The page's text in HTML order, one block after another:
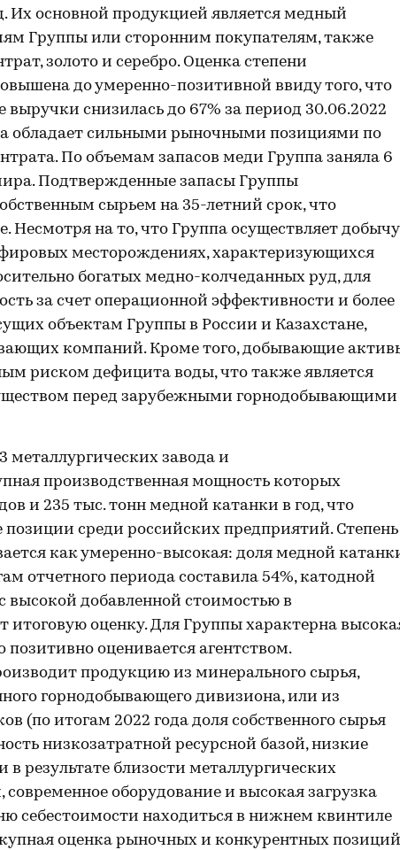
Их основной продукцией является медный
Группы или сторонним покупателям, также
золото и серебро. Оценка степени
до умеренно-позитивной ввиду того, что
выручки снизилась до 67% за период 30.06.2022
обладает сильными рыночными позициями по
По объемам запасов меди Группа заняла 6
Подтвержденные запасы Группы
сырьем на 35-летний срок, что
Несмотря на то, что Группа осуществляет добычу
месторождениях, характеризующихся
богатых медно-колчеданных руд, для
за счет операционной эффективности и более
объектам Группы в России и Казахстане,
компаний. Кроме того, добывающие
риском дефицита воды, что также является
перед зарубежными горнодобывающими
металлургических завода и
производственная мощность которых
и 235 тыс. тонн медной катанки в год, что
позиции среди российских предприятий. Степень
как умеренно-высокая: доля медной
отчетного периода составила 54%, катодной
высокой добавленной стоимостью в
оценку. Для Группы характерна
оценивается агентством.
продукцию из минерального сырья,
горнодобывающего дивизиона, или из
(по итогам 2022 года доля собственного сырья
низкозатратной ресурсной базой, низкие
результате близости металлургических
оборудование и высокая загрузка
себестоимости находиться в нижнем квинтиле
оценка рыночных и конкурентных позиций